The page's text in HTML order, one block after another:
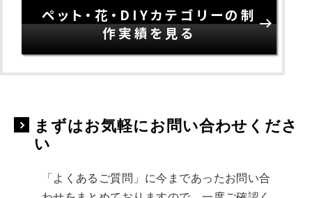
ペット・花・DIYカテゴリーの制
作実績を見る
まずはお気軽にお問い合わせくださ
い
「よくあるご質問」に今まであったお問い合